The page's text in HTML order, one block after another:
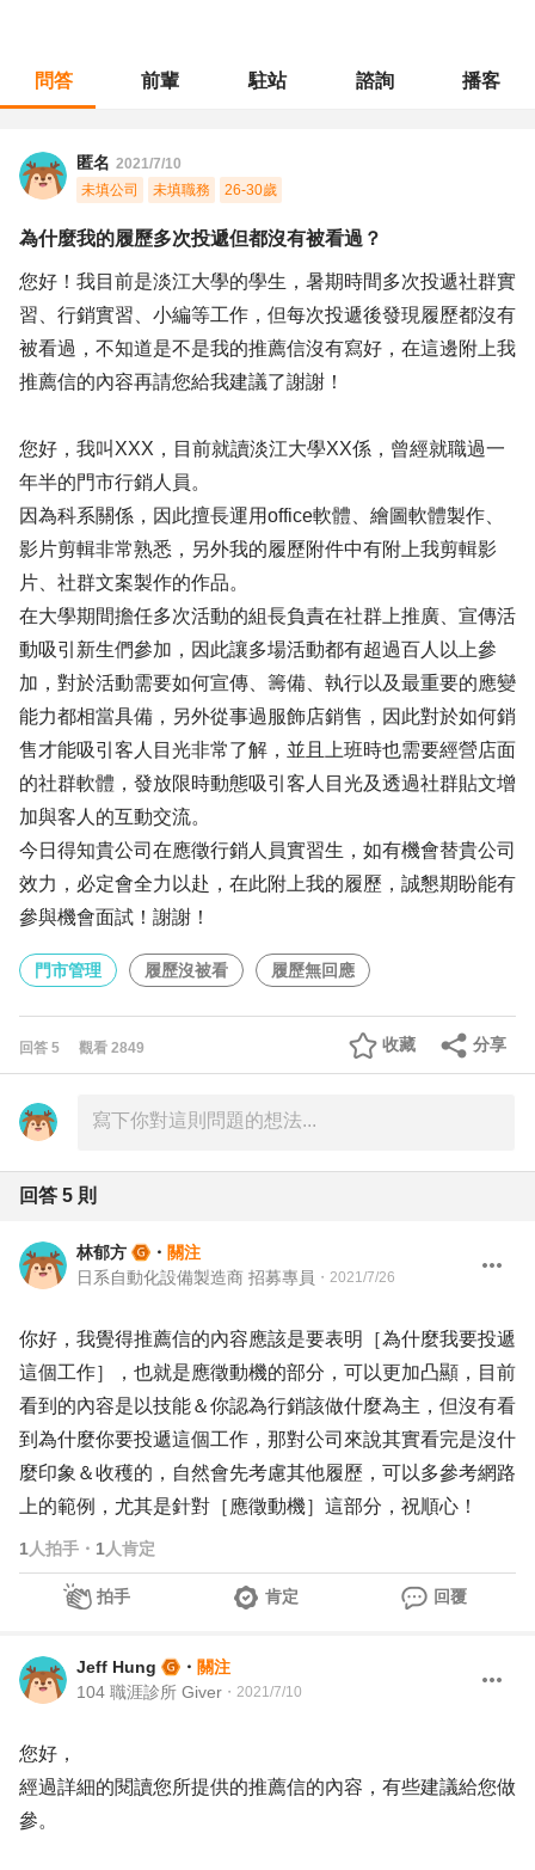
問答 前輩 駐站 諮詢 播客
匿名 2021/7/10
未填公司
未填職務 26-30歲
為什麼我的履歷多次投遞但都沒有被看過？
您好！我目前是淡江大學的學生，暑期時間多次投遞社群實
習、行銷實習、小編等工作，但每次投遞後發現履歷都沒有
被看過，不知道是不是我的推薦信沒有寫好，在這邊附上我
推薦信的內容再請您給我建議了謝謝！
您好，我叫XXX，目前就讀淡江大學XX係，曾經就職過一
年半的門市行銷人員。
因為科系關係，因此擅長運用office軟體、繪圖軟體製作、
影片剪輯非常熟悉，另外我的履歷附件中有附上我剪輯影
片、社群文案製作的作品。
在大學期間擔任多次活動的組長負責在社群上推廣、宣傳活
動吸引新生們參加，因此讓多場活動都有超過百人以上參
加，對於活動需要如何宣傳、籌備、執行以及最重要的應變
能力都相當具備，另外從事過服飾店銷售，因此對於如何銷
售才能吸引客人目光非常了解，並且上班時也需要經營店面
的社群軟體，發放限時動態吸引客人目光及透過社群貼文增
加與客人的互動交流。
今日得知貴公司在應徵行銷人員實習生，如有機會替貴公司
效力，必定會全力以赴，在此附上我的履歷，誠懇期盼能有
參與機會面試！謝謝！
門市管理 履歷沒被看 履歷無回應
回答 5 觀看 2849 分享
收藏
回答 5 則
林郁方 ・ 關注
日系自動化設備製造商 招募專員 ・ 2021/7/26
你好，我覺得推薦信的內容應該是要表明［為什麼我要投遞
這個工作］，也就是應徵動機的部分，可以更加凸顯，目前
看到的內容是以技能＆你認為行銷該做什麼為主，但沒有看
到為什麼你要投遞這個工作，那對公司來說其實看完是沒什
麼印象＆收穫的，自然會先考慮其他履歷，可以多參考網路
上的範例，尤其是針對［應徵動機］這部分，祝順心！
1 人拍手 ・ 1 人肯定
拍手 肯定 回覆
Jeff Hung ・ 關注
104 職涯診所 Giver ・ 2021/7/10
您好，
經過詳細的閱讀您所提供的推薦信的內容，有些建議給您做
參。